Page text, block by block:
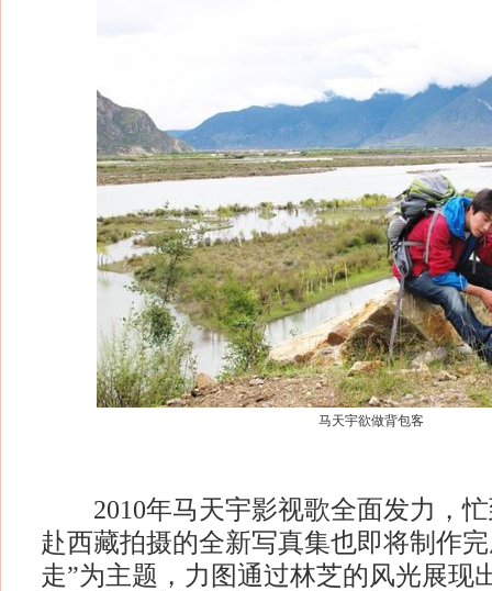
马天宇欲做背包客
2010年马天宇影视歌全面发力，忙
赴西藏拍摄的全新写真集也即将制作
走”为主题，力图通过林芝的风光展现